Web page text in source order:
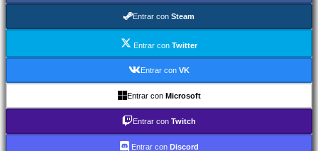
Juegos
Juegos
RPG
Entrar con Steam
Entrar con Twitter
Entrar con VK
Entrar con Microsoft
Entrar con Twitch
Entrar con Discord